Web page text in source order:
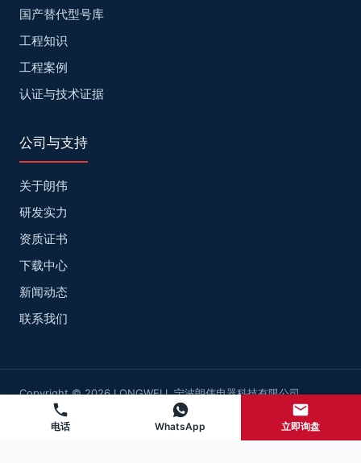
国产替代型号库
工程知识
工程案例
认证与技术证据
公司与支持
关于朗伟
研发实力
资质证书
下载中心
新闻动态
联系我们
Copyright © 2026 LONGWELL 宁波朗伟电器科技有限公司
网站地图浙ICP备2022025947号-2
电话 WhatsApp 立即询盘